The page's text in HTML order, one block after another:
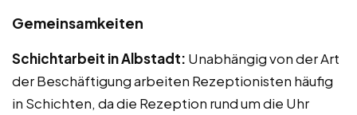
Gemeinsamkeiten
Schichtarbeit in Albstadt: Unabhängig von der Art
der Beschäftigung arbeiten Rezeptionisten häufig
in Schichten, da die Rezeption rund um die Uhr